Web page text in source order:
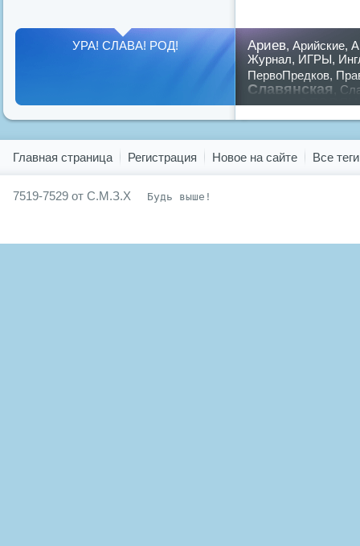
Ариев, Арийские,
Журнал, ИГРЫ,
ПервоПредков,
Славянская
русский,славян
УРА! СЛАВА! РОД!
Главная страница Регистрация Новое на сайте Все теги
7519-7529 от С.М.З.Х Будь выше!